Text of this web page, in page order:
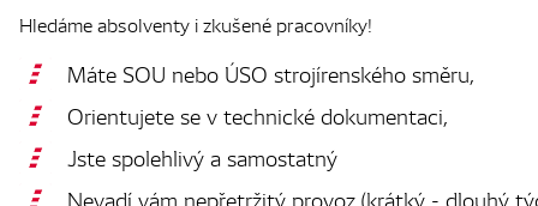
Hledáme absolventy i zkušené pracovníky!
Máte SOU nebo ÚSO strojírenského směru,
Orientujete se v technické dokumentaci,
Jste spolehlivý a samostatný
Nevadí vám nepřetržitý provoz (krátký - dlouhý